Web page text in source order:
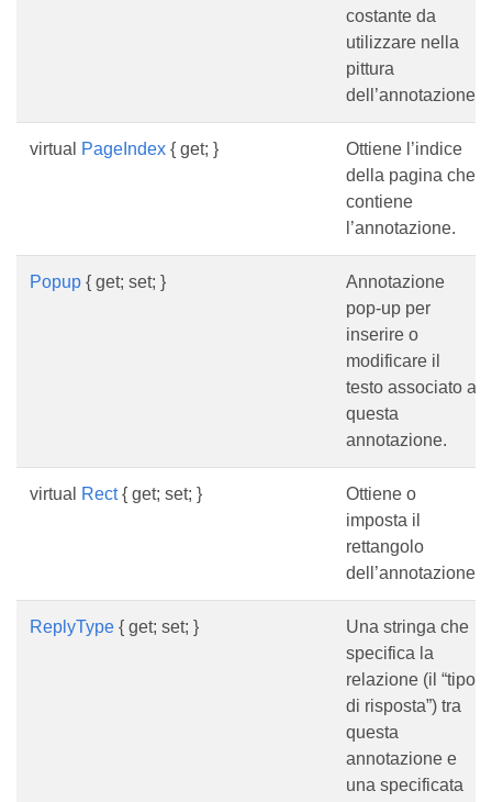
costante da
utilizzare nella
pittura
dell’annotazione.
virtual PageIndex { get; }
Ottiene l’indice
della pagina che
contiene
l’annotazione.
Popup { get; set; }
Annotazione
pop-up per
inserire o
modificare il
testo associato a
questa
annotazione.
virtual Rect{ get; set; }
Ottiene o
imposta il
rettangolo
dell’annotazione.
ReplyType { get; set; }
Una stringa che
specifica la
relazione (il “tipo
di risposta”) tra
questa
annotazione e
una specificata